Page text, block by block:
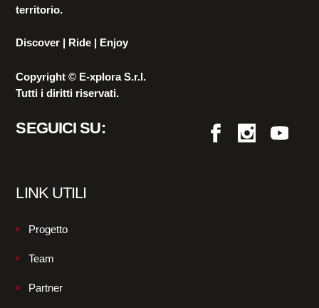
territorio.
Discover | Ride | Enjoy
Copyright © E-xplora S.r.l.
Tutti i diritti riservati.
SEGUICI SU:
LINK UTILI
Progetto
Team
Partner